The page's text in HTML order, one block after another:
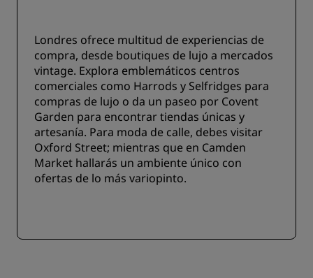
Londres ofrece multitud de experiencias de
compra, desde boutiques de lujo a mercados
vintage. Explora emblemáticos centros
comerciales como Harrods y Selfridges para
compras de lujo o da un paseo por Covent
Garden para encontrar tiendas únicas y
artesanía. Para moda de calle, debes visitar
Oxford Street; mientras que en Camden
Market hallarás un ambiente único con
ofertas de lo más variopinto.